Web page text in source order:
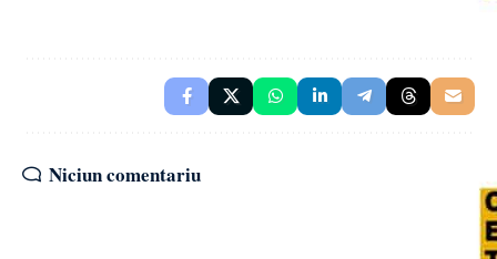
Niciun comentariu